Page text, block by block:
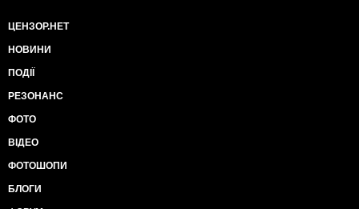
ЦЕНЗОР.НЕТ
НОВИНИ
ПОДІЇ
РЕЗОНАНС
ФОТО
ВІДЕО
ФОТОШОПИ
БЛОГИ